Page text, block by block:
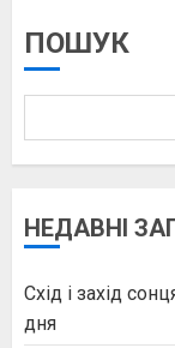
ПОШУК
НЕДАВНІ
Схід і захід
дня